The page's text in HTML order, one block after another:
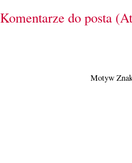
Komentarze do posta
Motyw